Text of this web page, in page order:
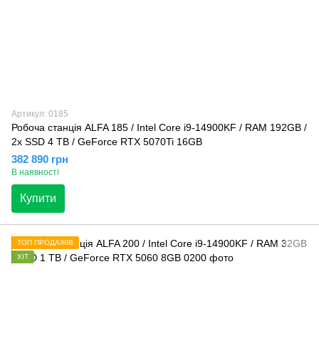
Артикул: 0185
Робоча станція ALFA 185 / Intel Core i9-14900KF / RAM 192GB /
2x SSD 4 TB / GeForce RTX 5070Ti 16GB
382 890 грн
В наявності
Купити
ТОП ПРОДАЖІВ
ХІТ